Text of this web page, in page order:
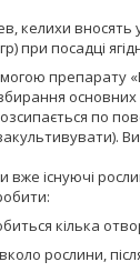
келихи
при посадці
по
вже існуючі
кілька
рослини,